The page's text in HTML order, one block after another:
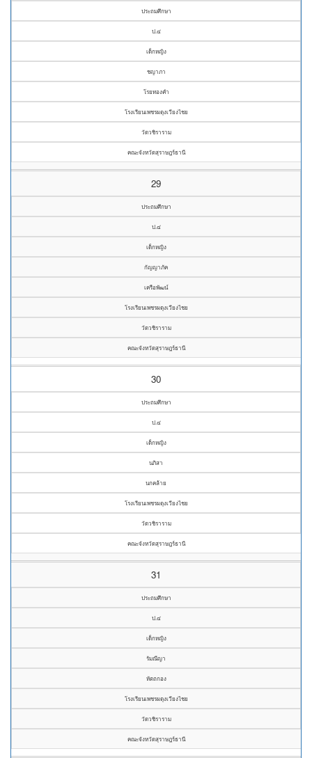
ประถมศึกษา
ป.๔
เด็กหญิง
ชญาภา
โรยทองคำ
โรงเรียนเพชรผดุงเวียงไชย
วัดวชิราราม
คณะจังหวัดสุราษฎร์ธานี
29
ประถมศึกษา
ป.๔
เด็กหญิง
กัญญาภัค
เครือพัฒน์
โรงเรียนเพชรผดุงเวียงไชย
วัดวชิราราม
คณะจังหวัดสุราษฎร์ธานี
30
ประถมศึกษา
ป.๔
เด็กหญิง
นภิสา
นกคล้าย
โรงเรียนเพชรผดุงเวียงไชย
วัดวชิราราม
คณะจังหวัดสุราษฎร์ธานี
31
ประถมศึกษา
ป.๔
เด็กหญิง
รัมณีญา
หัตถกอง
โรงเรียนเพชรผดุงเวียงไชย
วัดวชิราราม
คณะจังหวัดสุราษฎร์ธานี